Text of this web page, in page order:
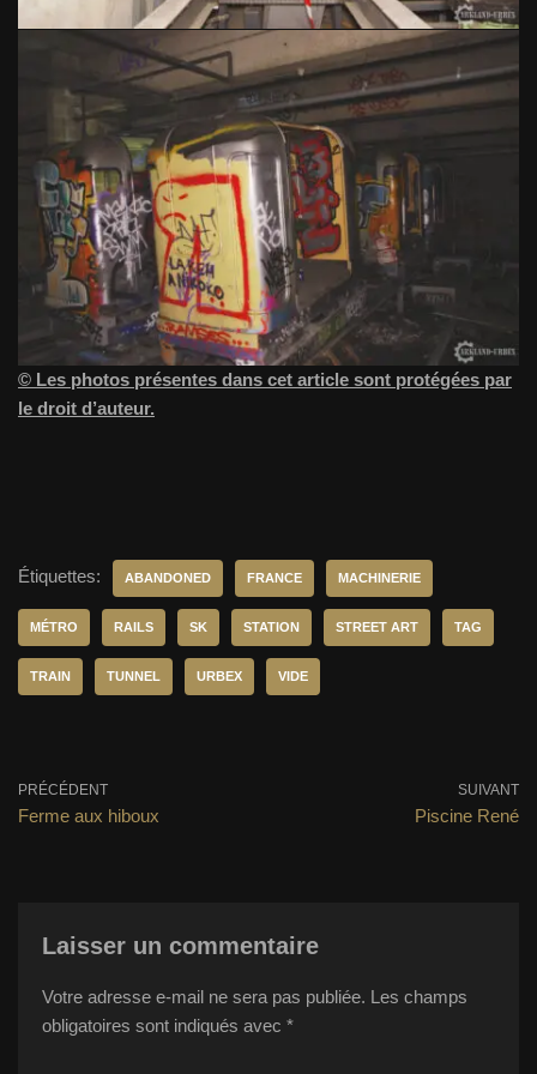
© Les photos présentes dans cet article sont protégées par
le droit d’auteur.
Étiquettes: ABANDONED FRANCE MACHINERIE
MÉTRO RAILS SK STATION STREET ART TAG
TRAIN TUNNEL URBEX VIDE
PRÉCÉDENT
Ferme aux hiboux
SUIVANT
Piscine René
Laisser un commentaire
Votre adresse e-mail ne sera pas publiée. Les champs
obligatoires sont indiqués avec *